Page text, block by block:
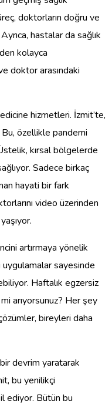
doktorların doğru ve
hastalar da sağlık
kolayca
doktor arasındaki
hizmetleri. İzmit’te,
özellikle pandemi
kırsal bölgelerde
Sadece birkaç
hayati bir fark
video üzerinden
artırmaya yönelik
sayesinde
Haftalık egzersiz
arıyorsunuz? Her şey
bireyleri daha
devrim yaratarak
bu yenilikçi
ediyor. Bütün bu